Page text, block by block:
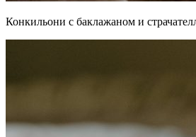
Конкильони с баклажаном и